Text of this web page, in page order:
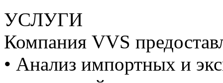
УСЛУГИ
Компания VVS
• Анализ импортных и